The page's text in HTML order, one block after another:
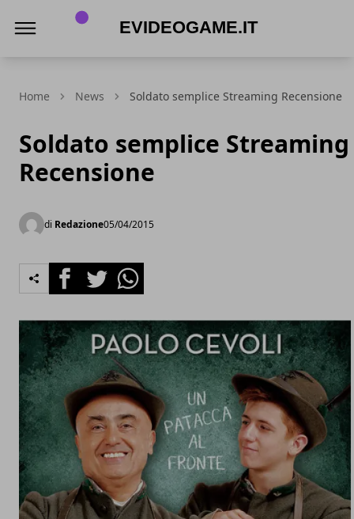
Home News Soldato semplice Streaming Recensione
Soldato semplice Streaming
Recensione
di Redazione05/04/2015
FacebookTwitterWhatsapp